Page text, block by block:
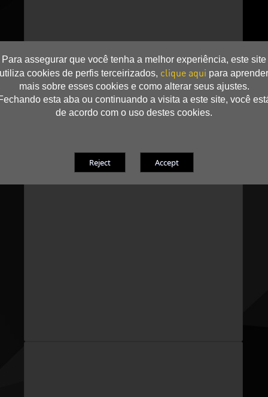
Para assegurar que você tenha a melhor experiência, este site
utiliza cookies de perfis terceirizados, clique aqui para aprender
mais sobre esses cookies e como alterar seus ajustes.
esta aba ou continuando a visita a este site, você
de acordo com o uso destes cookies.